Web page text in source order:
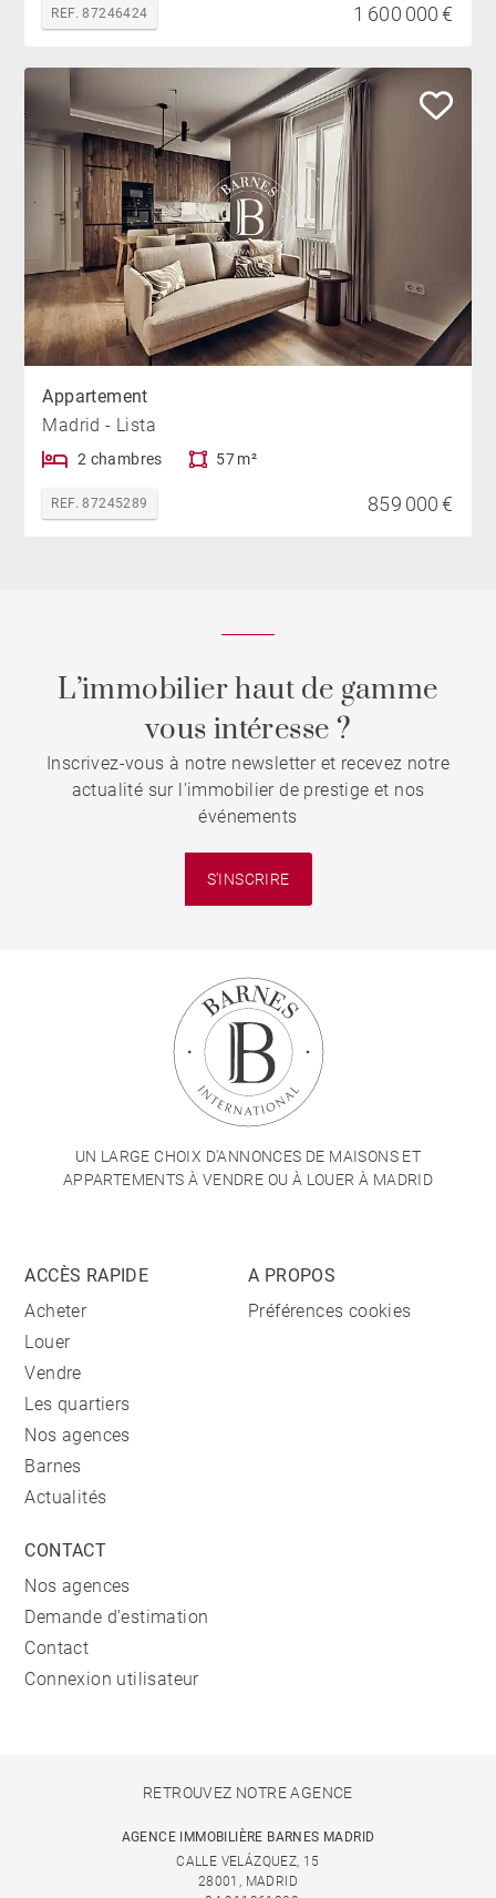
REF. 87246424 1 600 000 €
Appartement
Madrid - Lista
2 chambres 57 m²
REF. 87245289 859 000 €
L’immobilier haut de gamme
vous intéresse ?
Inscrivez-vous à notre newsletter et recevez notre
actualité sur l'immobilier de prestige et nos
événements
S'INSCRIRE
UN LARGE CHOIX D'ANNONCES DE MAISONS ET
APPARTEMENTS À VENDRE OU À LOUER À MADRID
ACCÈS RAPIDE
Acheter
Louer
Vendre
Les quartiers
Nos agences
Barnes
Actualités
A PROPOS
Préférences cookies
CONTACT
Nos agences
Demande d'estimation
Contact
Connexion utilisateur
RETROUVEZ NOTRE AGENCE
AGENCE IMMOBILIÈRE BARNES MADRID
CALLE VELÁZQUEZ, 15
28001, MADRID